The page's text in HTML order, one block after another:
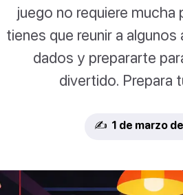
juego no requiere mucha
tienes que reunir a
dados y prepararte
divertido. Prepara
✍️ 1 de marzo